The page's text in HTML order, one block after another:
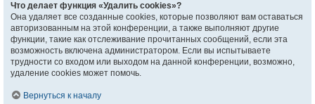
Что делает функция «Удалить cookies»?
Она удаляет все созданные cookies, которые позволяют вам оставаться
авторизованным на этой конференции, а также выполняют другие
функции, такие как отслеживание прочитанных сообщений, если эта
возможность включена администратором. Если вы испытываете
трудности со входом или выходом на данной конференции, возможно,
удаление cookies может помочь.
Вернуться к началу